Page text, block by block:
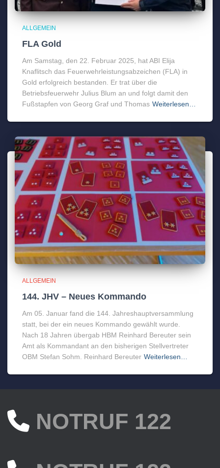
ALLGEMEIN
FLA Gold
Am Samstag, den 22. Februar 2025, hat ABI Elija
Knaflitsch das Feuerwehrleistungsabzeichen (FLA) in
Gold erfolgreich bestanden. Er trat über die
Betriebsfeuerwehr Julius Blum an und folgt damit den
Fußstapfen von Georg Graf und Thomas Weiterlesen…
ALLGEMEIN
144. JHV – Neues Kommando
Am 05. Januar fand die 144. Jahreshauptversammlung
statt, bei der ein neues Kommando gewählt wurde.
Nach 18 Jahren übergab HBM Reinhard Bereuter sein
Amt als Kommandant an den bisherigen Stellvertreter
OBM Stefan Sohm. Reinhard Bereuter Weiterlesen…
NOTRUF 122